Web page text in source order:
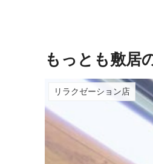
もっとも敷居
リラクゼーション店